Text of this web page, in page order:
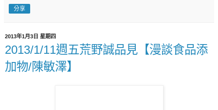
分享
2013年1月3日 星期四
2013/1/11週五荒野誠品見【漫談食品添
加物/陳敏澤】